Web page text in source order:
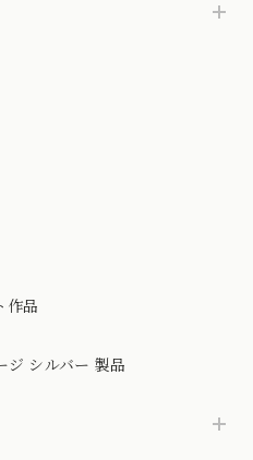
作品
ジ シルバー 製品